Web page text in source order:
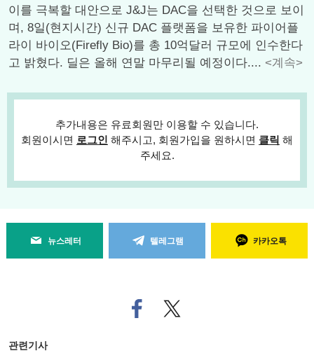
이를 극복할 대안으로 J&J는 DAC을 선택한 것으로 보이
며, 8일(현지시간) 신규 DAC 플랫폼을 보유한 파이어플
라이 바이오(Firefly Bio)를 총 10억달러 규모에 인수한다
고 밝혔다. 딜은 올해 연말 마무리될 예정이다.... <계속>
추가내용은 유료회원만 이용할 수 있습니다.
회원이시면 로그인 해주시고, 회원가입을 원하시면 클릭 해
주세요.
뉴스레터 텔레그램 카카오톡
페
이
트위
터로
관련기사